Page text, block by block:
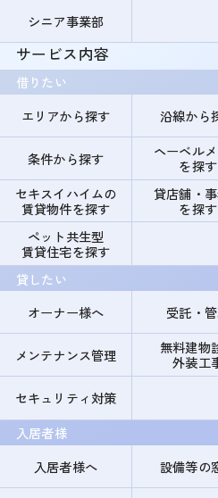
シニア事業部
サービス内容
借りたい
エリアから探す
沿線から
条件から探す
ヘーベル
を探す
セキスイハイムの
賃貸物件を探す
貸店舗・
を探す
ペット共生型
賃貸住宅を探す
貸したい
オーナー様へ
受託・
メンテナンス管理
無料建物
外装工
セキュリティ対策
入居者様
入居者様へ
設備等の